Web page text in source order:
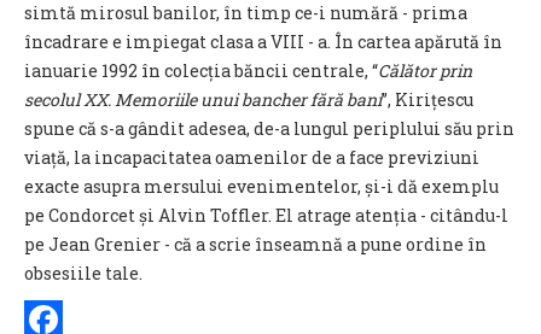
simtă mirosul banilor, în timp ce-i numără - prima
încadrare e impiegat clasa a VIII - a. În cartea apărută în
ianuarie 1992 în colecția băncii centrale, “Călător prin
secolul XX. Memoriile unui bancher fără bani”, Kirițescu
spune că s-a gândit adesea, de-a lungul periplului său prin
viață, la incapacitatea oamenilor de a face previziuni
exacte asupra mersului evenimentelor, și-i dă exemplu
pe Condorcet și Alvin Toffler. El atrage atenția - citându-l
pe Jean Grenier - că a scrie înseamnă a pune ordine în
obsesiile tale.